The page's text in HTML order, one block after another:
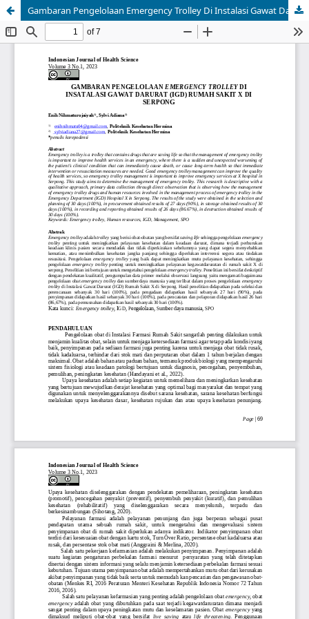
Gambaran Pengelolaan Emergency Trolley Di Instalasi Gawat Darurat (IGD) Rumah Sakit X Di Serpong